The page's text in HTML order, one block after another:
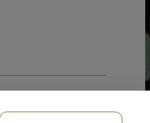
mobilnych